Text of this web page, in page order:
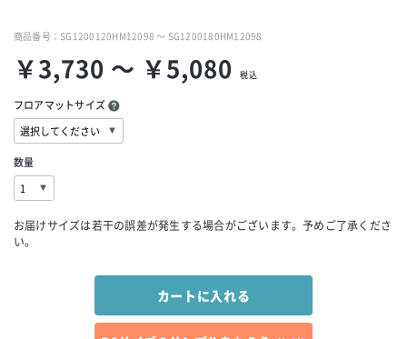
商品番号： SG1200120HM12098 ～ SG1200180HM12098
￥3,730 ～ ￥5,080 税込
フロアマットサイズ
数量
お届けサイズは若干の誤差が発生する場合がございます。予めご了承くださ
い。